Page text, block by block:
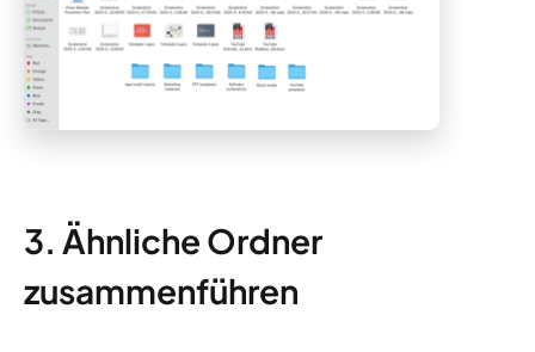
3. Ähnliche Ordner
zusammenführen